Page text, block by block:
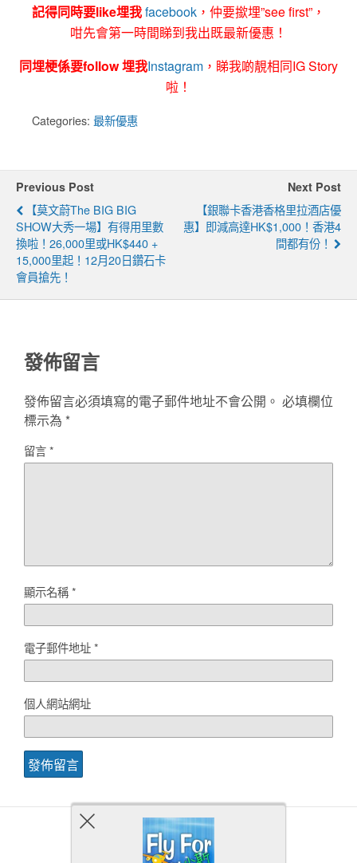
記得同時要like埋我facebook ，仲要撳埋”see first”，
咁先會第一時間睇到我出既最新優惠！
同埋梗係要follow 埋我Instagram ，睇我啲靚相同IG Story
啦！
Categories: 最新優惠
Previous Post
【莫文蔚The BIG BIG
SHOW大秀一場】有得用里數
換啦！26,000里或HK$440 +
15,000里起！12月20日鑽石卡
會員搶先！
Next Post
【銀聯卡香港香格里拉酒店優
惠】即減高達HK$1,000！香港4
間都有份！
發佈留言
發佈留言必須填寫的電子郵件地址不會公開。 必填欄位
標示為 *
留言*
顯示名稱*
電子郵件地址*
個人網站網址
Back to top